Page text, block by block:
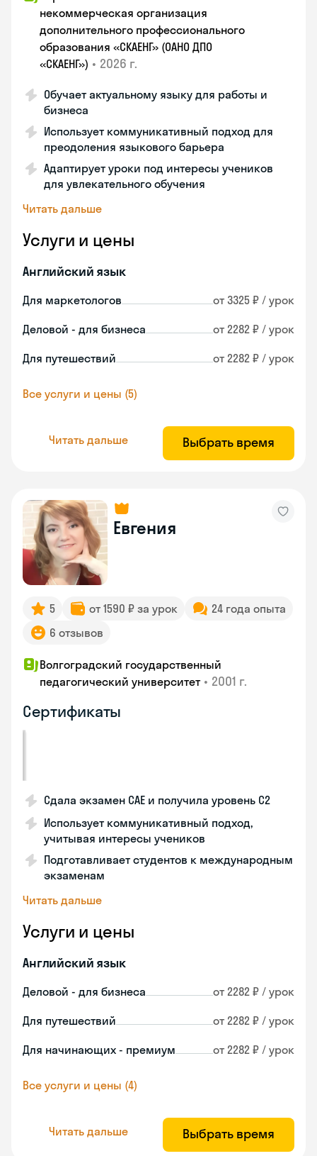
некоммерческая организация
дополнительного профессионального
образования «СКАЕНГ» (ОАНО ДПО
«СКАЕНГ») • 2026 г.
Обучает актуальному языку для работы и
бизнеса
Использует коммуникативный подход для
преодоления языкового барьера
Адаптирует уроки под интересы учеников
для увлекательного обучения
Читать дальше
Услуги и цены
Английский язык
Для маркетологов от 3325 ₽ / урок
Деловой - для бизнеса от 2282 ₽ / урок
Для путешествий от 2282 ₽ / урок
Все услуги и цены (5)
Читать дальше Выбрать время
Евгения
5 от 1590 ₽ за урок
24 года опыта
6 отзывов
Волгоградский государственный
педагогический университет • 2001 г.
Сертификаты
Сдала экзамен CAE и получила уровень С2
Использует коммуникативный подход,
учитывая интересы учеников
Подготавливает студентов к международным
экзаменам
Читать дальше
Услуги и цены
Английский язык
Деловой - для бизнеса от 2282 ₽ / урок
Для путешествий от 2282 ₽ / урок
Для начинающих - премиум от 2282 ₽ / урок
Все услуги и цены (4)
Читать дальше Выбрать время